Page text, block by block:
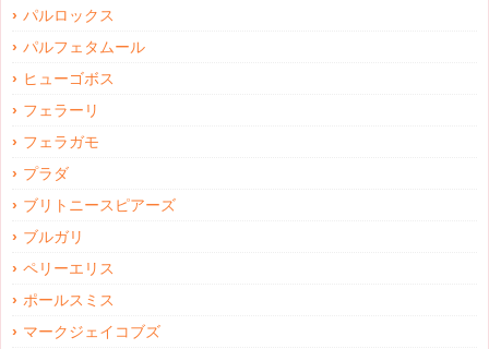
パルロックス
パルフェタムール
ヒューゴボス
フェラーリ
フェラガモ
プラダ
ブリトニースピアーズ
ブルガリ
ペリーエリス
ポールスミス
マークジェイコブズ